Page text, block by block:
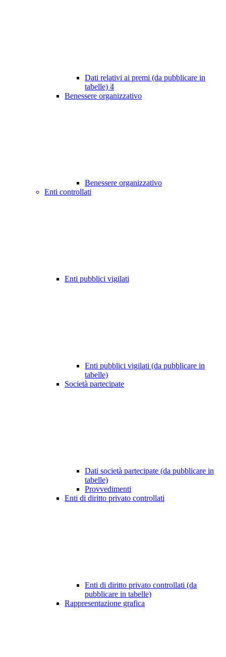
Dati relativi ai premi (da pubblicare in
tabelle) 4
Benessere organizzativo
Benessere organizzativo
Enti controllati
Enti pubblici vigilati
Enti pubblici vigilati (da pubblicare in
tabelle)
Società partecipate
Dati società partecipate (da pubblicare in
tabelle)
Provvedimenti
Enti di diritto privato controllati
Enti di diritto privato controllati (da
pubblicare in tabelle)
Rappresentazione grafica